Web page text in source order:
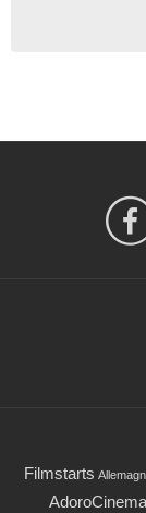
Filmstarts
AdoroCinema